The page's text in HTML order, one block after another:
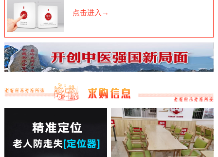
叫报警器按钮电话脑远程
点击进入→